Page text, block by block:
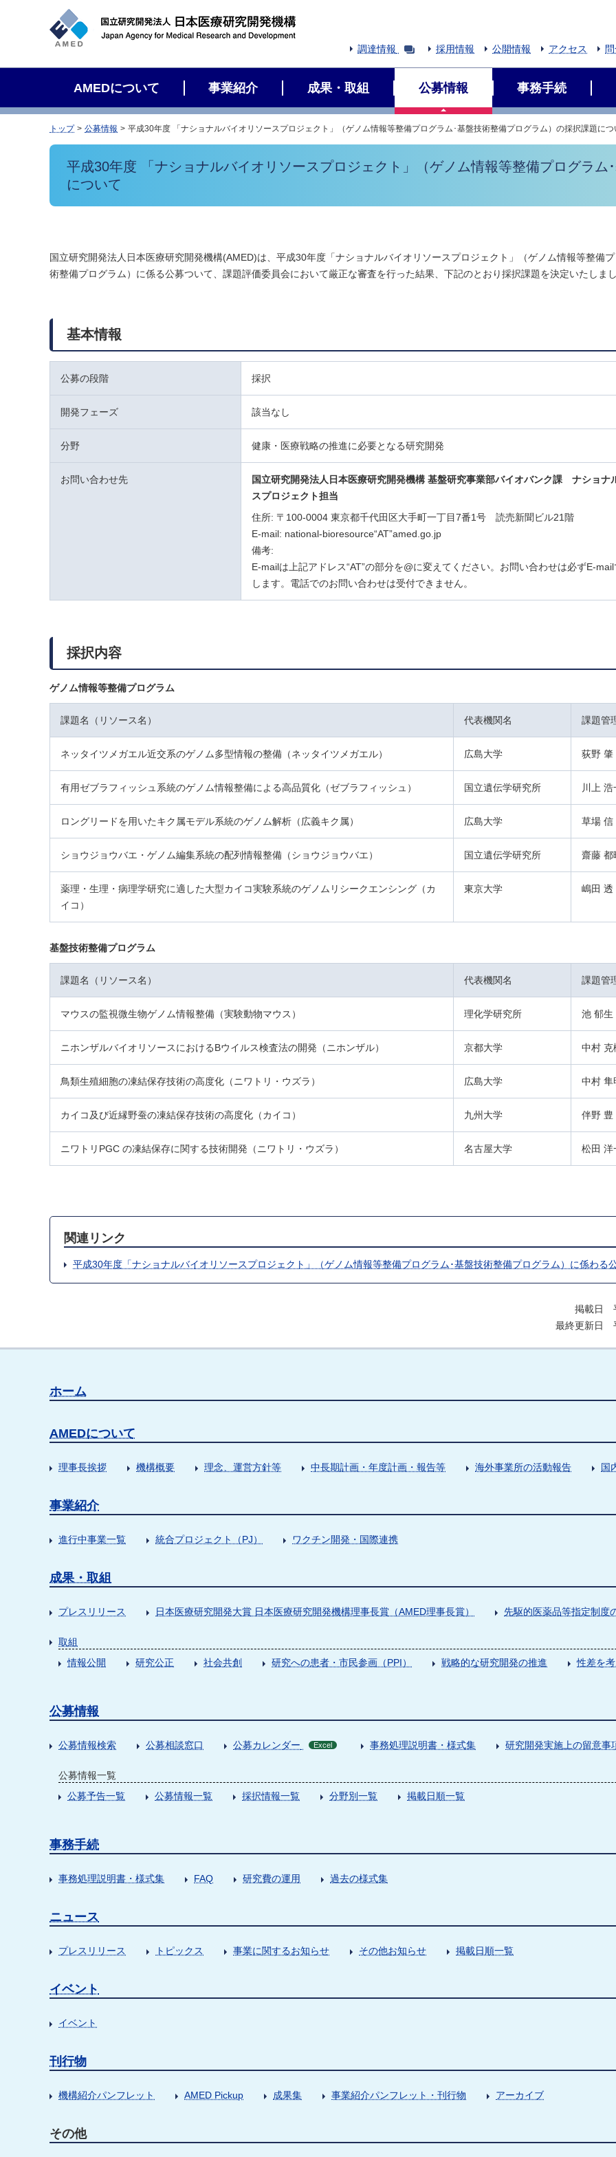
調達情報 採用情報 公開情報 アクセス
AMEDについて 事業紹介 成果・取組 公募情報 事務手続
トップ 公募情報 平成30年度 「ナショナルバイオリソースプロジェクト」（ゲノム情報等整備プログラム･基盤技術整備プログラム）の採択課題につ
平成30年度 「ナショナルバイオリソースプロジェクト」（ゲノム情報等整備プログラム
について
国立研究開発法人日本医療研究開発機構(AMED)は、平成30年度「ナショナルバイオリソースプロジェクト」（ゲノム情報等整備
術整備プログラム）に係る公募ついて、課題評価委員会において厳正な審査を行った結果、下記のとおり採択課題を決定いたしまし
基本情報
公募の段階 採択
開発フェーズ 該当なし
分野 健康・医療戦略の推進に必要となる研究開発
お問い合わせ先 国立研究開発法人日本医療研究開発機構 基盤研究事業部バイオバンク課
ナショナ
スプロジェクト担当
住所: 〒100-0004 東京都千代田区大手町一丁目7番1号 読売新聞ビル21階
E-mail: national-bioresource“AT”amed.go.jp
備考:
E-mailは上記アドレス“AT”の部分を@に変えてください。お問い合わせは必ずE-
します。電話でのお問い合わせは受付できません。
採択内容
ゲノム情報等整備プログラム
課題名（リソース名） 代表機関名 課題管
ネッタイツメガエル近交系のゲノム多型情報の整備（ネッタイツメガエル） 広島大学 荻野 肇
有用ゼブラフィッシュ系統のゲノム情報整備による高品質化（ゼブラフィッシュ） 国立遺伝学研究所 川上 浩
ロングリードを用いたキク属モデル系統のゲノム解析（広義キク属） 広島大学 草場 信
ショウジョウバエ・ゲノム編集系統の配列情報整備（ショウジョウバエ） 国立遺伝学研究所 齋藤 都
薬理・生理・病理学研究に適した大型カイコ実験系統のゲノムリシークエンシング（カ
イコ）
東京大学 嶋田 透
基盤技術整備プログラム
課題名（リソース名） 代表機関名 課題管
マウスの監視微生物ゲノム情報整備（実験動物マウス） 理化学研究所 池 郁生
ニホンザルバイオリソースにおけるBウイルス検査法の開発（ニホンザル） 京都大学 中村 克
鳥類生殖細胞の凍結保存技術の高度化（ニワトリ・ウズラ） 広島大学 中村 隼
カイコ及び近縁野蚕の凍結保存技術の高度化（カイコ） 九州大学 伴野 豊
ニワトリPGC の凍結保存に関する技術開発（ニワトリ・ウズラ） 名古屋大学 松田 洋
関連リンク
平成30年度「ナショナルバイオリソースプロジェクト」（ゲノム情報等整備プログラム･基盤技術整備プログラム）に係わる
掲載日
最終更新日
ホーム
AMEDについて
理事長挨拶 機構概要 理念、運営方針等 中長期計画・年度計画・報告等 海外事業所の活動報告 国
事業紹介
進行中事業一覧 統合プロジェクト（PJ） ワクチン開発・国際連携
成果・取組
プレスリリース 日本医療研究開発大賞 日本医療研究開発機構理事長賞（AMED理事長賞） 先駆的医薬品等指定制度
取組
情報公開
研究公正 社会共創 研究への患者・市民参画（PPI） 戦略的な研究開発の推進 性差を
公募情報
公募情報検索 公募相談窓口 公募カレンダー Excel 事務処理説明書・様式集 研究開発実施上の留意事
公募情報一覧
公募予告一覧
公募情報一覧 採択情報一覧 分野別一覧 掲載日順一覧
事務手続
事務処理説明書・様式集 FAQ 研究費の運用 過去の様式集
ニュース
プレスリリース トピックス 事業に関するお知らせ その他お知らせ 掲載日順一覧
イベント
イベント
刊行物
機構紹介パンフレット AMED Pickup 成果集 事業紹介パンフレット・刊行物 アーカイブ
その他